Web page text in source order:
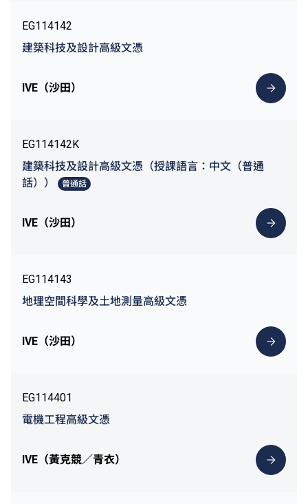
EG114142
建築科技及設計高級文憑
IVE（沙田）
EG114142K
建築科技及設計高級文憑（授課語言：中文（普通
話））
普通話
IVE（沙田）
EG114143
地理空間科學及土地測量高級文憑
IVE（沙田）
EG114401
電機工程高級文憑
IVE（黃克競／青衣）